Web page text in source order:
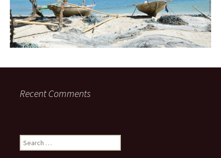
Recent Comments
Search
for: